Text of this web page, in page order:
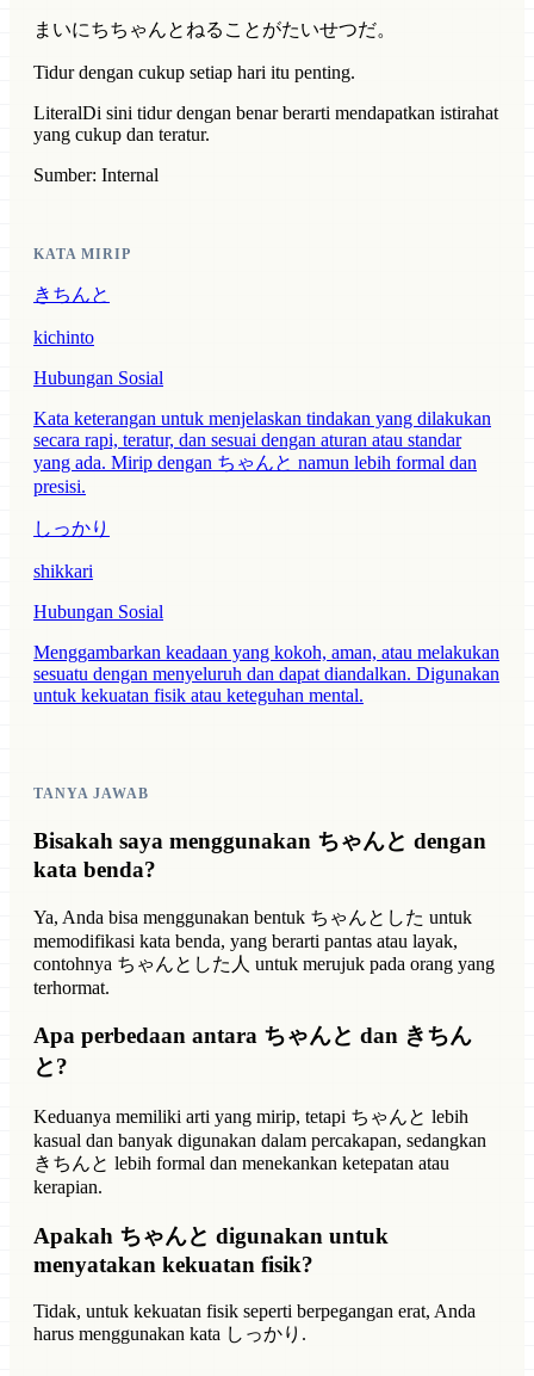
まいにちちゃんとねることがたいせつだ。
Tidur dengan cukup setiap hari itu penting.
LiteralDi sini tidur dengan benar berarti mendapatkan istirahat
yang cukup dan teratur.
Sumber: Internal
KATA MIRIP
きちんと
kichinto
Hubungan Sosial
Kata keterangan untuk menjelaskan tindakan yang dilakukan
secara rapi, teratur, dan sesuai dengan aturan atau standar
yang ada. Mirip dengan ちゃんと namun lebih formal dan
presisi.
しっかり
shikkari
Hubungan Sosial
Menggambarkan keadaan yang kokoh, aman, atau melakukan
sesuatu dengan menyeluruh dan dapat diandalkan. Digunakan
untuk kekuatan fisik atau keteguhan mental.
TANYA JAWAB
Bisakah saya menggunakan ちゃんと dengan
kata benda?
Ya, Anda bisa menggunakan bentuk ちゃんとした untuk
memodifikasi kata benda, yang berarti pantas atau layak,
contohnya ちゃんとした人 untuk merujuk pada orang yang
terhormat.
Apa perbedaan antara ちゃんと dan きちん
と?
Keduanya memiliki arti yang mirip, tetapi ちゃんと lebih
kasual dan banyak digunakan dalam percakapan, sedangkan
きちんと lebih formal dan menekankan ketepatan atau
kerapian.
Apakah ちゃんと digunakan untuk
menyatakan kekuatan fisik?
Tidak, untuk kekuatan fisik seperti berpegangan erat, Anda
harus menggunakan kata しっかり.